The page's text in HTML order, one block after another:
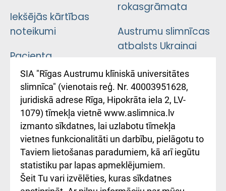
Iekšējās kārtības
noteikumi
Pacienta
atsauksmju/sūdzību
iesniegšanas
kārtība
Kā pie mums nokļūt
Rēķinu apmaksas
ceļvedis
Rekvizīti un
rokasgrāmata
Austrumu slimnīcas
atbalsts Ukrainai
Підтримка Східної
лікарні та співпраця з
Україною
SIA "Rīgas Austrumu klīniskā universitātes
slimnīca" (vienotais reģ. Nr. 40003951628,
juridiskā adrese Rīga, Hipokrāta iela 2, LV-
1079) tīmekļa vietnē www.aslimnica.lv
izmanto sīkdatnes, lai uzlabotu tīmekļa
vietnes funkcionalitāti un darbību, pielāgotu to
Taviem lietošanas paradumiem, kā arī iegūtu
statistiku par lapas apmeklējumiem.
Šeit Tu vari izvēlēties, kuras sīkdatnes